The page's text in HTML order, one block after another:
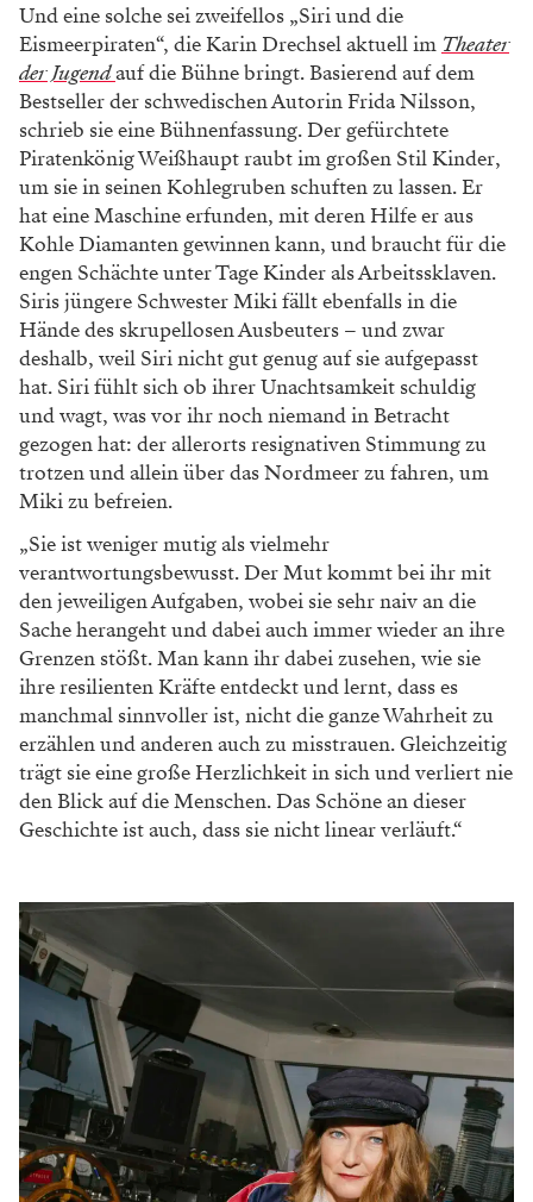
Und eine solche sei zweifellos „Siri und die
Eismeerpiraten“, die Karin Drechsel aktuell im Theater
der Jugendauf die Bühne bringt. Basierend auf dem
Bestseller der schwedischen Autorin Frida Nilsson,
schrieb sie eine Bühnenfassung. Der gefürchtete
Piratenkönig Weißhaupt raubt im großen Stil Kinder,
um sie in seinen Kohlegruben schuften zu lassen. Er
hat eine Maschine erfunden, mit deren Hilfe er aus
Kohle Diamanten gewinnen kann, und braucht für die
engen Schächte unter Tage Kinder als Arbeitssklaven.
Siris jüngere Schwester Miki fällt ebenfalls in die
Hände des skrupellosen Ausbeuters – und zwar
deshalb, weil Siri nicht gut genug auf sie aufgepasst
hat. Siri fühlt sich ob ihrer Unachtsamkeit schuldig
und wagt, was vor ihr noch niemand in Betracht
gezogen hat: der allerorts resignativen Stimmung zu
trotzen und allein über das Nordmeer zu fahren, um
Miki zu befreien.
„Sie ist weniger mutig als vielmehr
verantwortungsbewusst. Der Mut kommt bei ihr mit
den jeweiligen Aufgaben, wobei sie sehr naiv an die
Sache herangeht und dabei auch immer wieder an ihre
Grenzen stößt. Man kann ihr dabei zusehen, wie sie
ihre resilienten Kräfte entdeckt und lernt, dass es
manchmal sinnvoller ist, nicht die ganze Wahrheit zu
erzählen und anderen auch zu misstrauen. Gleichzeitig
trägt sie eine große Herzlichkeit in sich und verliert nie
den Blick auf die Menschen. Das Schöne an dieser
Geschichte ist auch, dass sie nicht linear verläuft.“